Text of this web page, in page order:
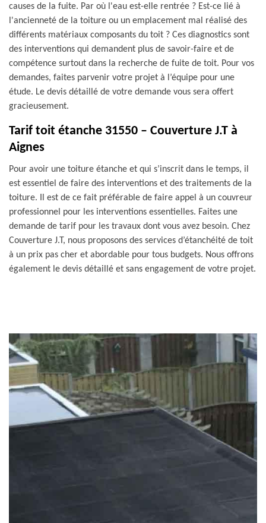
causes de la fuite. Par où l'eau est-elle rentrée ? Est-ce lié à
l'ancienneté de la toiture ou un emplacement mal réalisé des
différents matériaux composants du toit ? Ces diagnostics sont
des interventions qui demandent plus de savoir-faire et de
compétence surtout dans la recherche de fuite de toit. Pour vos
demandes, faites parvenir votre projet à l’équipe pour une
étude. Le devis détaillé de votre demande vous sera offert
gracieusement.
Tarif toit étanche 31550 – Couverture J.T à
Aignes
Pour avoir une toiture étanche et qui s’inscrit dans le temps, il
est essentiel de faire des interventions et des traitements de la
toiture. Il est de ce fait préférable de faire appel à un couvreur
professionnel pour les interventions essentielles. Faites une
demande de tarif pour les travaux dont vous avez besoin. Chez
Couverture J.T, nous proposons des services d’étanchéité de toit
à un prix pas cher et abordable pour tous budgets. Nous offrons
également le devis détaillé et sans engagement de votre projet.